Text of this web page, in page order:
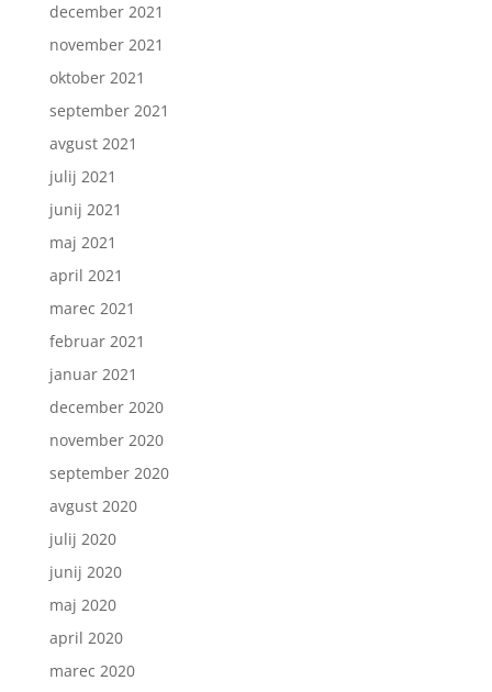
december 2021
november 2021
oktober 2021
september 2021
avgust 2021
julij 2021
junij 2021
maj 2021
april 2021
marec 2021
februar 2021
januar 2021
december 2020
november 2020
september 2020
avgust 2020
julij 2020
junij 2020
maj 2020
april 2020
marec 2020